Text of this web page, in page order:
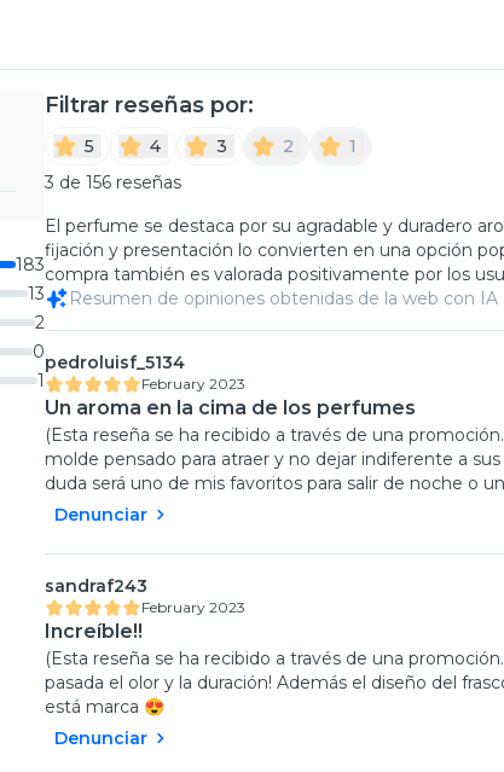
183
13
2
0
1
Filtrar reseñas por:
5 4 3 2
1
3 de 156 reseñas
El perfume se destaca por su agradable y duradero
fijación y presentación lo convierten en una opción
compra también es valorada positivamente por los
Resumen de opiniones obtenidas de la web con IA
pedroluisf_5134
February 2023
Un aroma en la cima de los perfumes
(Esta reseña se ha recibido a través de una
molde pensado para atraer y no dejar indiferente a
duda será uno de mis favoritos para salir de noche o
Denunciar
sandraf243
February 2023
Increíble!!
(Esta reseña se ha recibido a través de una
pasada el olor y la duración! Además el diseño del
está marca 😍
Denunciar